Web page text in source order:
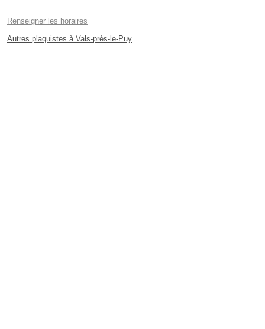
Renseigner les horaires
Autres plaquistes à Vals-près-le-Puy